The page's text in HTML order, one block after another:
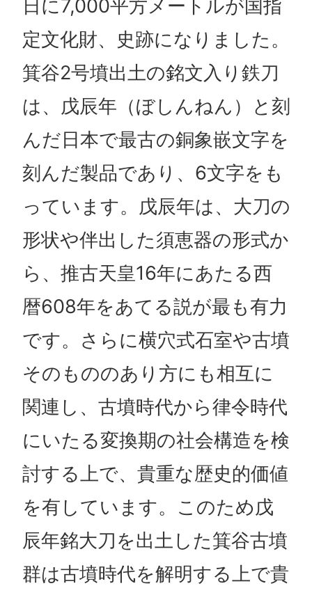
日に7,000平方メートルが国指
定文化財、史跡になりました。
箕谷2号墳出土の銘文入り鉄刀
は、戊辰年（ぼしんねん）と刻
んだ日本で最古の銅象嵌文字を
刻んだ製品であり、6文字をも
っています。戊辰年は、大刀の
形状や伴出した須恵器の形式か
ら、推古天皇16年にあたる西
暦608年をあてる説が最も有力
です。さらに横穴式石室や古墳
そのもののあり方にも相互に
関連し、古墳時代から律令時代
にいたる変換期の社会構造を検
討する上で、貴重な歴史的価値
を有しています。このため戊
辰年銘大刀を出土した箕谷古墳
群は古墳時代を解明する上で貴